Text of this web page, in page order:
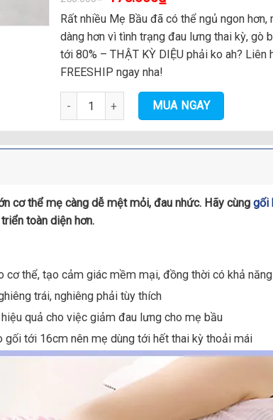
Rất nhiều Mẹ Bầu đã có thể ngủ ngon hơn,
dàng hơn vì tình trạng đau lưng thai kỳ, gò
tới 80% – THẬT KỲ DIỆU phải ko ah? Liên
FREESHIP ngay nha!
Gối bà bầu cánh tiên to đẹp, gối ngủ cho mẹ
MUA NGAY
cơ thể mẹ càng dễ mệt mỏi, đau nhức. Hãy cùng gối
toàn diện hơn.
cơ thể, tạo cảm giác mềm mại, đồng thời có khả
trái, nghiêng phải tùy thích
quả cho việc giảm đau lưng cho mẹ bầu
gối tới 16cm nên mẹ dùng tới hết thai kỳ thoải mái